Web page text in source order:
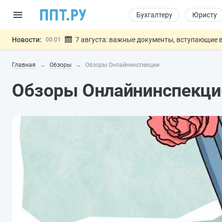
Бухгалтеру Юристу
Новости: 00:01 7 августа: важные документы, вступающие
06.08 Подписан указ об отмене спецрежима для
06.08
Важно Обеспечительный платёж СПОТ
Главная Обзоры Обзоры Онлайнинспекции
Обзоры